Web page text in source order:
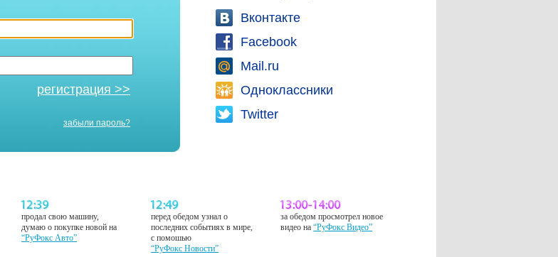
Вконтакте
Facebook
Mail.ru
Одноклассники
Twitter
регистрация >>
забыли пароль?
продал свою машину,
думаю о покупке новой на
“РуФокс Авто”
перед обедом узнал о
последних событиях в мире,
с помошью
“РуФокс Новости”
за обедом просмотрел новое
видео на“РуФокс Видео”